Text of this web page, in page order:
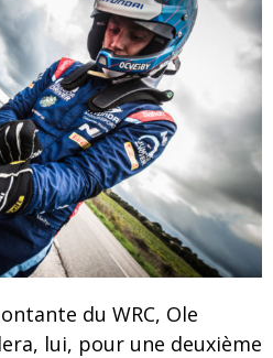
du WRC, Ole
lui, pour une deuxième